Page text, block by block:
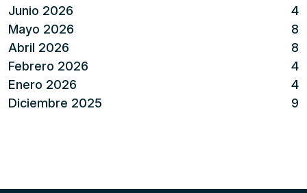
Junio 2026
4
Mayo 2026
8
Abril 2026
8
Febrero 2026
4
Enero 2026
4
Diciembre 2025
9